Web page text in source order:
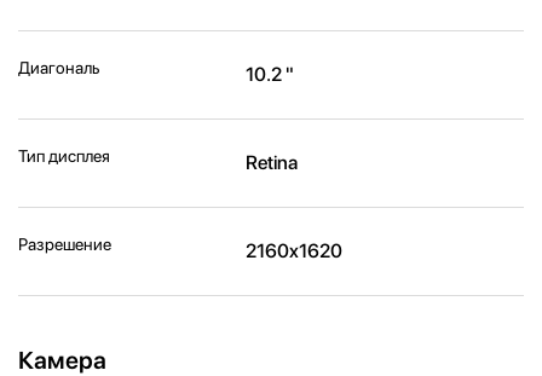
Диагональ 10.2 "
Тип дисплея Retina
Разрешение 2160x1620
Камера